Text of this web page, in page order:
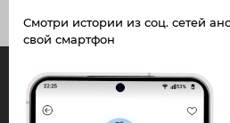
InstaPie
Смотри истории из соц. сетей
свой смартфон